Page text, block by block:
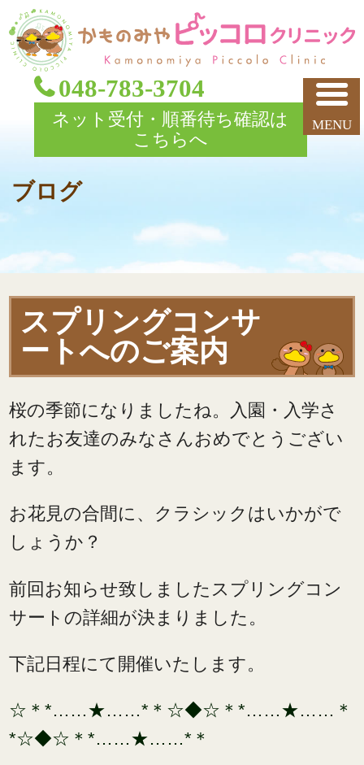
048-783-3704
ネット受付・順番待ち確認は
こちらへ
ブログ
スプリングコンサ
ートへのご案内
桜の季節になりましたね。入園・入学さ
れたお友達のみなさんおめでとうござい
ます。
お花見の合間に、クラシックはいかがで
しょうか？
前回お知らせ致しましたスプリングコン
サートの詳細が決まりました。
下記日程にて開催いたします。
☆＊*……★……*＊☆◆☆＊*……★……＊
*☆◆☆＊*……★……*＊